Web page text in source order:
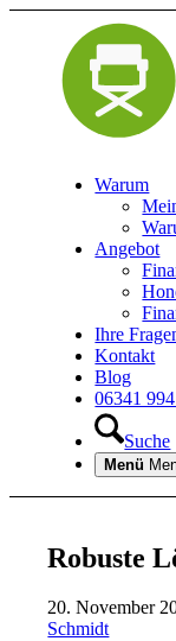
Warum
Angebot
Ihre
Kontakt
Blog
06341
Suche
Menü
Robuste
20. November
Schmidt